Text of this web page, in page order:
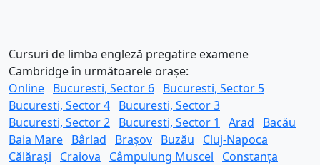
Cursuri de limba engleză pregatire examene
Cambridge în următoarele orașe:
Online Bucuresti, Sector 6 Bucuresti, Sector 5
Bucuresti, Sector 4 Bucuresti, Sector 3
Bucuresti, Sector 2 Bucuresti, Sector 1 Arad
Bacău
Baia Mare Bârlad Brașov Buzău
Cluj-Napoca
Călărași
Craiova Câmpulung Muscel
Constanța